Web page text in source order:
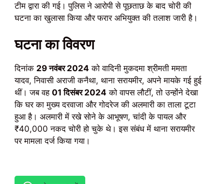
टीम द्वारा की गई। पुलिस ने आरोपी से पूछताछ के बाद चोरी की
घटना का खुलासा किया और फरार अभियुक्त की तलाश जारी है।
घटना का विवरण
दिनांक 29 नवंबर 2024 को वादिनी मुकदमा श्रीमती ममता
यादव, निवासी अराजी कनैथा, थाना सरायमीर, अपने मायके गई हुई
थीं। जब वह 01 दिसंबर 2024 को वापस लौटीं, तो उन्होंने देखा
कि घर का मुख्य दरवाजा और गोदरेज की अलमारी का ताला टूटा
हुआ है। अलमारी में रखे सोने के आभूषण, चांदी के पायल और
₹40,000 नकद चोरी हो चुके थे। इस संबंध में थाना सरायमीर
पर मामला दर्ज किया गया।